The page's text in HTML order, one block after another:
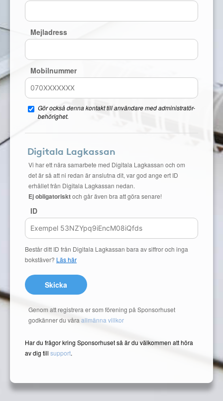
Mejladress
Mobilnummer
Gör också denna kontakt till användare med administratör-
behörighet.
Digitala Lagkassan
Vi har ett nära samarbete med Digitala Lagkassan och om
det är så att ni redan är anslutna dit, var god ange ert ID
erhållet från Digitala Lagkassan nedan.
Ej obligatorisktoch går även bra att göra senare!
ID
Består ditt ID från Digitala Lagkassan bara av siffror och inga
bokstäver? Läs här
Skicka
Genom att registrera er som förening på Sponsorhuset
godkänner du våra allmänna villkor
Har du frågor kring Sponsorhuset så är du välkommen att höra
av dig till support.